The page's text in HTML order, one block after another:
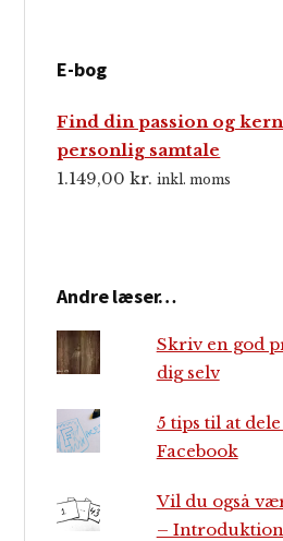
E-bog
Find din passion og
personlig samtale
1.149,00kr. inkl. moms
Andre læser…
Skriv en god
dig selv
5 tips til at
Facebook
Vil du også
–